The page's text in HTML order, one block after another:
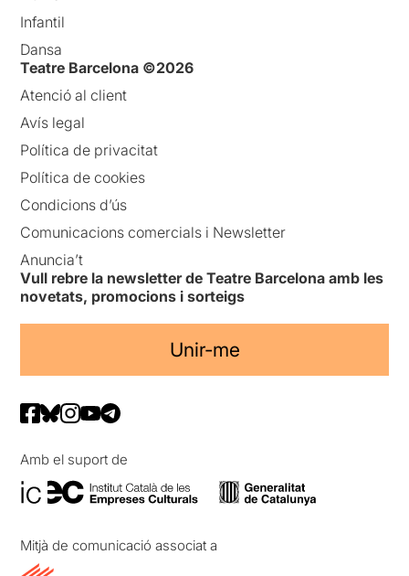
Infantil
Dansa
Teatre Barcelona ©2026
Atenció al client
Avís legal
Política de privacitat
Política de cookies
Condicions d’ús
Comunicacions comercials i Newsletter
Anuncia’t
Vull rebre la newsletter de Teatre Barcelona amb les
novetats, promocions i sorteigs
Unir-me
Amb el suport de
Mitjà de comunicació associat a